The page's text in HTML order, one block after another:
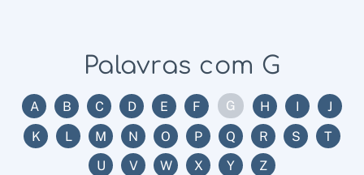
Palavras com G
A B C D E F G H I
J
K
L M N O P Q R S
T
U
V W X Y Z